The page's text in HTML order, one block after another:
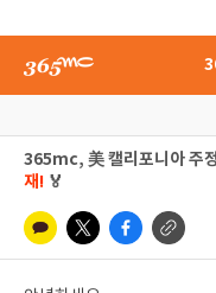
365mc, 美 캘리포니아 주
재! 🏅